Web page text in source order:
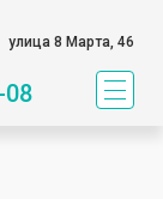
улица 8 Марта, 46
08